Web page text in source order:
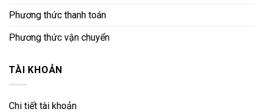
Phương thức thanh toán
Phương thức vận chuyển
TÀI KHOẢN
Chi tiết tài khoản